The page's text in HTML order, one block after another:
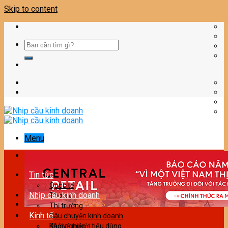
Skip to content
Menu
Tin tức
Quốc tế
Thời sự
Nhịp cầu kinh doanh
Thị trường
Câu chuyện kinh doanh
Bảo vệ người tiêu dùng
Kinh tế
Khởi nghiệp